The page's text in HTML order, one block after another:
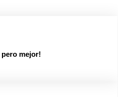
pero mejor!